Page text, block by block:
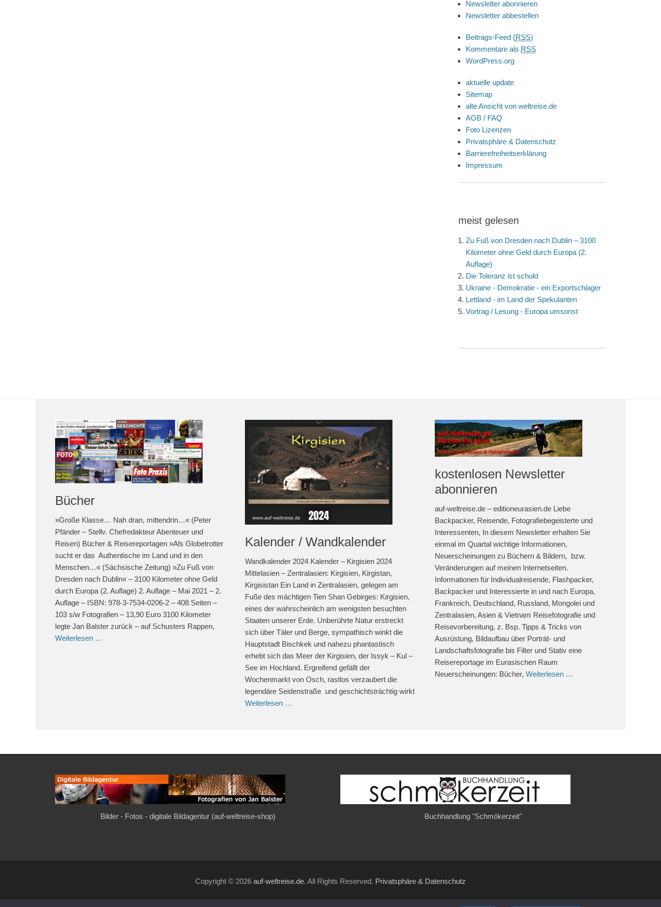
Newsletter abonnieren
Newsletter abbestellen
Beitrags-Feed (RSS)
Kommentare als RSS
WordPress.org
aktuelle update
Sitemap
alte Ansicht von weltreise.de
AGB / FAQ
Foto Lizenzen
Privatsphäre & Datenschutz
Barrierefreiheitserklärung
Impressum
meist gelesen
Zu Fuß von Dresden nach Dublin – 3100
Kilometer ohne Geld durch Europa (2.
Auflage)
Die Toleranz ist schuld
Ukraine - Demokratie - ein Exportschlager
Lettland - im Land der Spekulanten
Vortrag / Lesung - Europa umsonst
Bücher
»Große Klasse… Nah dran, mittendrin…« (Peter
Pfänder – Stellv. Chefredakteur Abenteuer und
Reisen) Bücher & Reisereportagen »Als Globetrotter
sucht er das Authentische im Land und in den
Menschen…« (Sächsische Zeitung) »Zu Fuß von
Dresden nach Dublin« – 3100 Kilometer ohne Geld
durch Europa (2. Auflage) 2. Auflage – Mai 2021 – 2.
Auflage – ISBN: 978-3-7534-0206-2 – 408 Seiten –
103 s/w Fotografien – 13,90 Euro 3100 Kilometer
legte Jan Balster zurück – auf Schusters Rappen,
Weiterlesen …
Kalender / Wandkalender
Wandkalender 2024 Kalender – Kirgisien 2024
Mittelasien – Zentralasien: Kirgisien, Kirgistan,
Kirgisistan Ein Land in Zentralasien, gelegen am
Fuße des mächtigen Tien Shan Gebirges: Kirgisien,
eines der wahrscheinlich am wenigsten besuchten
Staaten unserer Erde. Unberührte Natur erstreckt
sich über Täler und Berge, sympathisch winkt die
Hauptstadt Bischkek und nahezu phantastisch
erhebt sich das Meer der Kirgisien, der Issyk – Kul –
See im Hochland. Ergreifend gefällt der
Wochenmarkt von Osch, rastlos verzaubert die
legendäre Seidenstraße und geschichtsträchtig wirkt
Weiterlesen …
kostenlosen Newsletter
abonnieren
auf-weltreise.de – editioneurasien.de Liebe
Backpacker, Reisende, Fotografiebegeisterte und
Interessenten, In diesem Newsletter erhalten Sie
einmal im Quartal wichtige Informationen,
Neuerscheinungen zu Büchern & Bildern, bzw.
Veränderungen auf meinen Internetseiten.
Informationen für Individualreisende, Flashpacker,
Backpacker und Interessierte in und nach Europa,
Frankreich, Deutschland, Russland, Mongolei und
Zentralasien, Asien & Vietnam Reisefotografie und
Reisevorbereitung, z. Bsp. Tipps & Tricks von
Ausrüstung, Bildaufbau über Porträt- und
Landschaftsfotografie bis Filter und Stativ eine
Reisereportage im Eurasischen Raum
Neuerscheinungen: Bücher, Weiterlesen …
Bilder - Fotos - digitale Bildagentur (auf-weltreise-shop) Buchhandlung "Schmökerzeit"
Copyright © 2026 auf-weltreise.de. All Rights Reserved. Privatsphäre & Datenschutz